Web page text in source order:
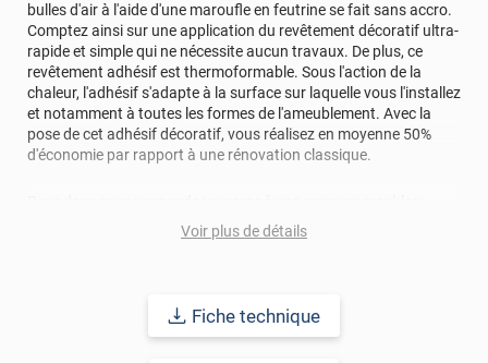
bulles d'air à l'aide d'une maroufle en feutrine se fait sans accro.
Comptez ainsi sur une application du revêtement décoratif ultra-
rapide et simple qui ne nécessite aucun travaux. De plus, ce
revêtement adhésif est thermoformable. Sous l'action de la
chaleur, l'adhésif s'adapte à la surface sur laquelle vous l'installez
et notamment à toutes les formes de l'ameublement. Avec la
pose de cet adhésif décoratif, vous réalisez en moyenne 50%
d'économie par rapport à une rénovation classique.
comptez sur ce vinyl de haute qualité avec une excellente
résistance à l’eau, à la saleté, à l’abrasion, aux UV et à l’usure.
revêtement peut être installé dans un lieu ouvert public.
Voir plus de détails
Fiche technique